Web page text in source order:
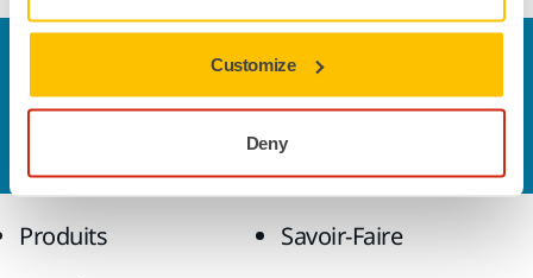
Customize
Deny
Vous souhaitez en savoir plus ?Prenez contact avec
Produits Savoir-Faire